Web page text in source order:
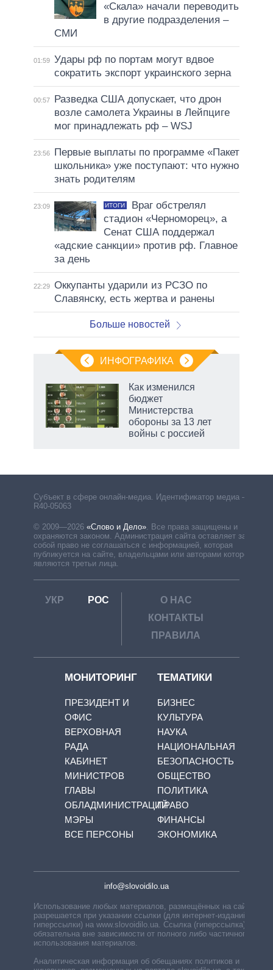
«Скала» начали переводить
в другие подразделения –
СМИ
01:59 Удары рф по портам могут вдвое
сократить экспорт украинского зерна
00:57
Разведка США допускает, что дрон
возле самолета Украины в Лейпциге
мог принадлежать рф – WSJ
23:56
Первые выплаты по программе «Пакет
школьника» уже поступают: что нужно
знать родителям
23:09 ИТОГИ
Враг обстрелял
стадион «Черноморец», а
Сенат США поддержал
«адские санкции» против рф. Главное
за день
22:29 Оккупанты ударили из РСЗО по
Славянску, есть жертва и ранены
Больше новостей
ИНФОГРАФИКА
Как изменился
бюджет
Министерства
обороны за 13 лет
войны с россией
Субъект в сфере онлайн-медиа. Идентификатор медиа –
R40-05063
© 2009—2026 «Слово и Дело». Все права защищены и
охраняются законом. Администрация сайта оставляет за
собой право не соглашаться с информацией, которая
публикуется на сайте, владельцами или авторами которой
являются третьи лица.
УКР РОС
О НАС
КОНТАКТЫ
ПРАВИЛА
МОНИТОРИНГ
ПРЕЗИДЕНТ И
ОФИС
ВЕРХОВНАЯ
РАДА
КАБИНЕТ
МИНИСТРОВ
ГЛАВЫ
ОБЛАДМИНИСТРАЦИЙ
МЭРЫ
ВСЕ ПЕРСОНЫ
ТЕМАТИКИ
БИЗНЕС
КУЛЬТУРА
НАУКА
НАЦИОНАЛЬНАЯ
БЕЗОПАСНОСТЬ
ОБЩЕСТВО
ПОЛИТИКА
ПРАВО
ФИНАНСЫ
ЭКОНОМИКА
info@slovoidilo.ua
Использование любых материалов, размещённых на сайте,
разрешается при указании ссылки (для интернет-изданий —
гиперссылки) на www.slovoidilo.ua. Ссылка (гиперссылка)
обязательна вне зависимости от полного либо частичного
использования материалов.
Аналитическая информация об обещаниях политиков и